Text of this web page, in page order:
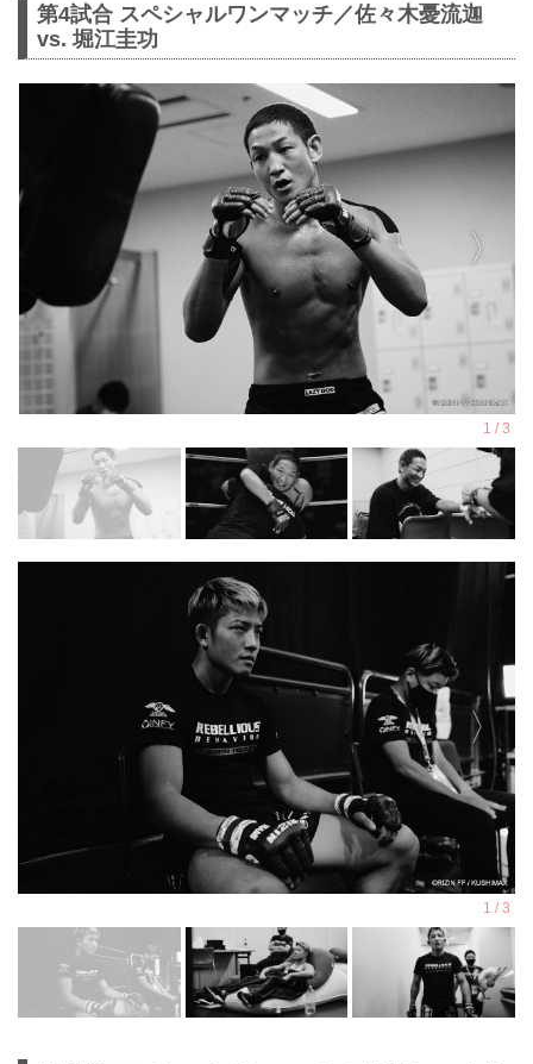
第4試合 スペシャルワンマッチ／佐々木憂流迦
vs. 堀江圭功